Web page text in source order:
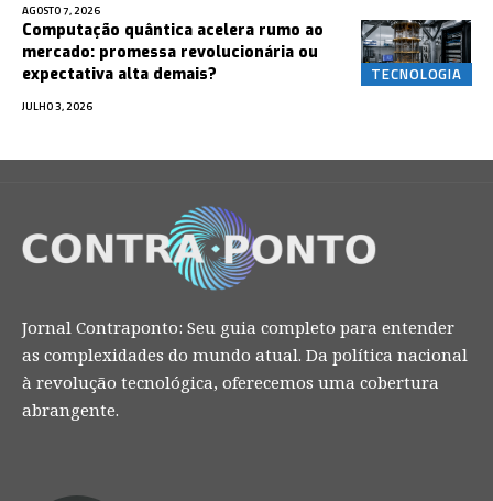
AGOSTO 7, 2026
TECNOLOGIA
Computação quântica acelera rumo ao
mercado: promessa revolucionária ou
expectativa alta demais?
JULHO 3, 2026
Jornal Contraponto: Seu guia completo para entender
as complexidades do mundo atual. Da política nacional
à revolução tecnológica, oferecemos uma cobertura
abrangente.